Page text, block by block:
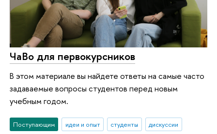
ЧаВо для первокурсников
В этом материале вы найдете ответы на самые часто
задаваемые вопросы студентов перед новым
учебным годом.
Поступающим идеи и опыт студенты
дискуссии